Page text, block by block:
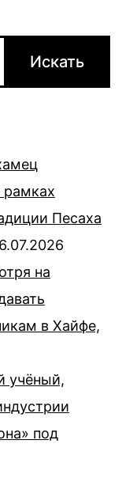
Песаха
на
в Хайфе,
учёный,
под